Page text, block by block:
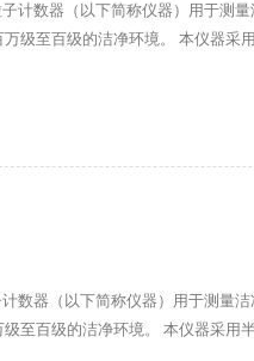
计数器（以下简称仪器）用于测量
级至百级的洁净环境。 本仪器采
了，电脑控制，可打印采样结果
、生物制品、航空航天等部门
数器（以下简称仪器）用于测量
至百级的洁净环境。 本仪器采用